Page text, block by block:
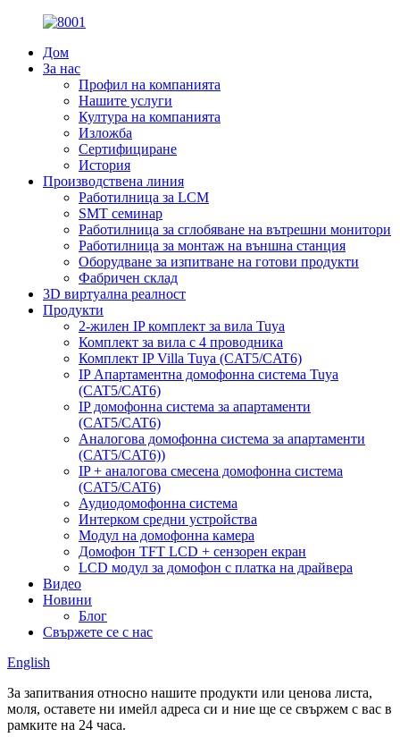
Дом
За нас
Профил на компанията
Нашите услуги
Култура на компанията
Изложба
Сертифициране
История
Производствена линия
Работилница за LCM
SMT семинар
Работилница за сглобяване на вътрешни монитори
Работилница за монтаж на външна станция
Оборудване за изпитване на готови продукти
Фабричен склад
3D виртуална реалност
Продукти
2-жилен IP комплект за вила Tuya
Комплект за вила с 4 проводника
Комплект IP Villa Tuya (CAT5/CAT6)
IP Апартаментна домофонна система Tuya
(CAT5/CAT6)
IP домофонна система за апартаменти
(CAT5/CAT6)
Аналогова домофонна система за апартаменти
(CAT5/CAT6))
IP + аналогова смесена домофонна система
(CAT5/CAT6)
Аудиодомофонна система
Интерком средни устройства
Модул на домофонна камера
Домофон TFT LCD + сензорен екран
LCD модул за домофон с платка на драйвера
Видео
Новини
Блог
Свържете се с нас
English
За запитвания относно нашите продукти или ценова листа,
моля, оставете ни имейл адреса си и ние ще се свържем с вас в
рамките на 24 часа.